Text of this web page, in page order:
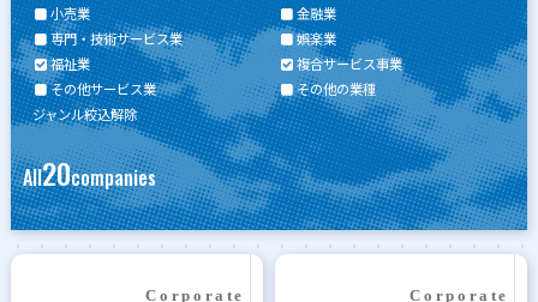
小売業
金融業
専門・技術サービス業
娯楽業
福祉業
複合サービス事業
その他サービス業
その他の業種
ジャンル絞込解除
All20companies